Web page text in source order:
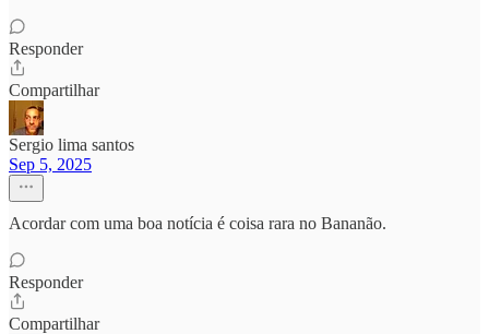
Responder
Compartilhar
Sergio lima santos
Sep 5, 2025
Acordar com uma boa notícia é coisa rara no Bananão.
Responder
Compartilhar